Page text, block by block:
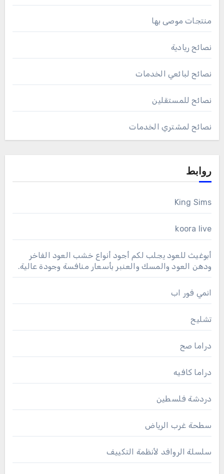
منتجات موصى بها
نصائح ريادية
نصائح لبائعي الخدمات
نصائح للمستقلين
نصائح لمشتري الخدمات
روابط
King Sims
koora live
أبوغيث للعود يجلب لكم أجود أنواع خشب العود الفاخر
ودهن العود والمسك والعنبر بأسعار منافسة وجودة عالية.
انمي فور اب
تشليح
دراما صح
دراما كافيه
دردشة فلسطين
سطحة غرب الرياض
سلسلة الروافد لأنظمة التكييف